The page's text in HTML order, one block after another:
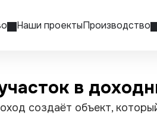
Наши проектыПроизводство
в
создаёт объект,